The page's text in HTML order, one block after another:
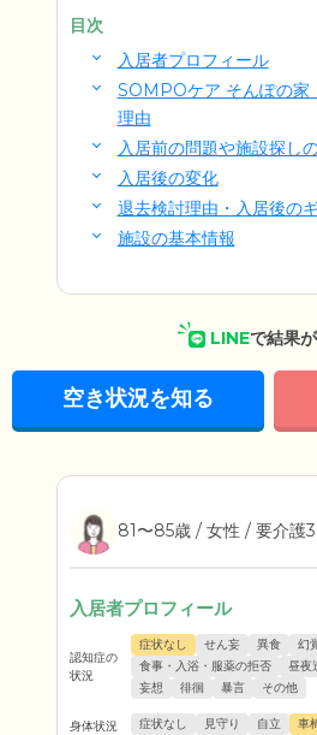
目次
入居者プロフィール
SOMPOケア そんぽの
理由
入居前の問題や施設探し
入居後の変化
退去検討理由・入居後の
施設の基本情報
LINEで結果
空き状況を知る
81〜85歳 / 女性 / 要介護
入居者プロフィール
認知症の
状況
症状なし せん妄 異食 幻
食事・入浴・服薬の拒否
昼夜
妄想
徘徊 暴言 その他
身体状況
症状なし 見守り 自立 車